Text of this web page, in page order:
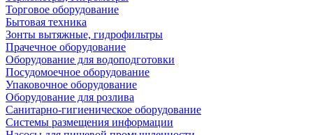
Торговое оборудование
Бытовая техника
Зонты вытяжные, гидрофильтры
Прачечное оборудование
Оборудование для водоподготовки
Посудомоечное оборудование
Упаковочное оборудование
Оборудование для розлива
Санитарно-гигиеническое оборудование
Системы размещения информации